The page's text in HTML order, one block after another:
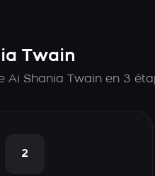
Twain
Ai Shania Twain en 3
2